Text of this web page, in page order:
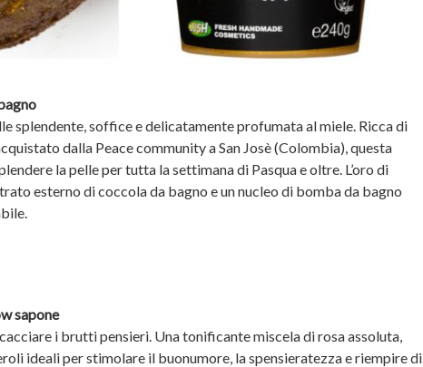
splendente, soffice e delicatamente profumata al miele. Ricca di
dalla Peace community a San Josè (Colombia), questa
la pelle per tutta la settimana di Pasqua e oltre. L’oro di
esterno di coccola da bagno e un nucleo di bomba da bagno
sapone
i brutti pensieri. Una tonificante miscela di rosa assoluta,
ideali per stimolare il buonumore, la spensieratezza e riempire di